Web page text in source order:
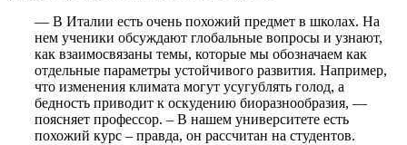
— В Италии есть очень похожий предмет в школах. На
нем ученики обсуждают глобальные вопросы и узнают,
как взаимосвязаны темы, которые мы обозначаем как
отдельные параметры устойчивого развития. Например,
что изменения климата могут усугублять голод, а
бедность приводит к оскудению биоразнообразия, —
поясняет профессор. – В нашем университете есть
похожий курс – правда, он рассчитан на студентов.